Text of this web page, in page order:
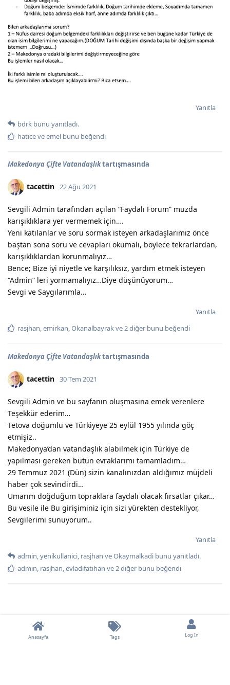
Yanıtla
bdrk bunu yanıtladı.
haticeveemel bunu beğendi
Makedonya Çifte Vatandaşlıktartışmasında
tacettin 22 Ağu 2021
Sevgili Admin tarafından açılan “Faydalı Forum” muzda
karışıklıklara yer vermemek için….
Yeni katılanlar ve soru sormak isteyen arkadaşlarımız önce
baştan sona soru ve cevapları okumalı, böylece tekrarlardan,
karışıklıklardan korunmalıyız…
Bence; Bize iyi niyetle ve karşılıksız, yardım etmek isteyen
“Admin” leri yormamalıyız…Diye düşünüyorum…
Sevgi ve Saygılarımla…
Yanıtla
rasjhan,emirkan,Okanalbayrakve2diğer bunu beğendi
Makedonya Çifte Vatandaşlıktartışmasında
tacettin 30 Tem 2021
Sevgili Admin ve bu sayfanın oluşmasına emek verenlere
Teşekkür ederim…
Tetova doğumlu ve Türkiyeye 25 eylül 1955 yılında göç
etmişiz..
Makedonya’dan vatandaşlık alabilmek için Türkiye de
yapılması gereken bütün evraklarımı tamamladım…
29 Temmuz 2021 (Dün) sizin kanalınızdan aldığımız müjdeli
haber çok sevindirdi…
Umarım doğduğum topraklara faydalı olacak fırsatlar çıkar…
Bu vesile ile Bu girişiminiz için sizi yürekten destekliyor,
Sevgilerimi sunuyorum..
Yanıtla
admin,yenikullanici, rasjhan veOkaymalkadi bunu yanıtladı.
admin, rasjhan,evladifatihan ve2diğer bunu beğendi
Anasayfa Tags Log In